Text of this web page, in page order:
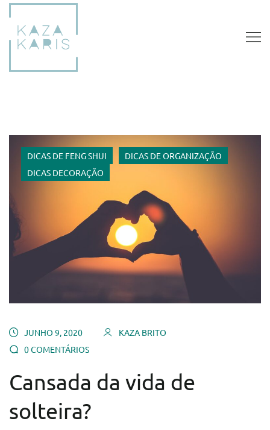
DICAS DE FENG SHUI
DICAS DE ORGANIZAÇÃO
DICAS DECORAÇÃO
JUNHO 9, 2020
KAZA BRITO
0 COMENTÁRIOS
Cansada da vida de
solteira?